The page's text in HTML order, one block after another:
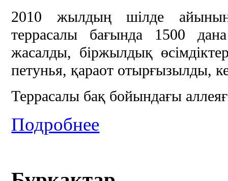
2010 жылдың шілде
террасалы бағында 1500
жасалды, біржылдық
петунья, қараот отырғызылды,
Террасалы бақ бойындағы
Подробнее